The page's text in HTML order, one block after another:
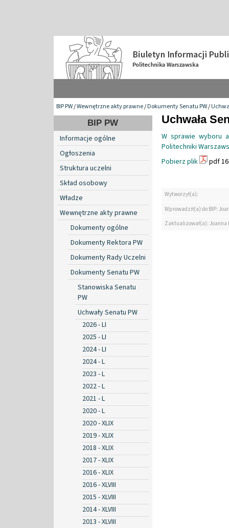
BIP PW/Wewnętrzne akty prawne/Dokumenty Senatu PW/
BIP PW
Informacje ogólne
Ogłoszenia
Struktura uczelni
Skład osobowy
Władze
Wewnętrzne akty prawne
Dokumenty ogólne
Dokumenty Rektora PW
Dokumenty Rady Uczelni
Dokumenty Senatu PW
Stanowiska Senatu
PW
Uchwały Senatu PW
2026 - LI
2025 - LI
2024 - LI
2024 - L
2023 - L
2022 - L
2021 - L
2020 - L
2020 - XLIX
2019 - XLIX
2018 - XLIX
2017 - XLIX
2016 - XLIX
2016 - XLVIII
2015 - XLVIII
2014 - XLVIII
2013 - XLVIII
Uchwała
W sprawie wyboru
Politechniki
Pobierz plik
pdf
Wytworzył(a):
Wprowadził(a) do BIP:
Zaktualizował(a):